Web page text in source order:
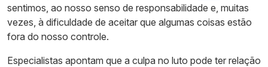
sentimos, ao nosso senso de responsabilidade e, muitas
vezes, à dificuldade de aceitar que algumas coisas estão
fora do nosso controle.
Especialistas apontam que a culpa no luto pode ter relação